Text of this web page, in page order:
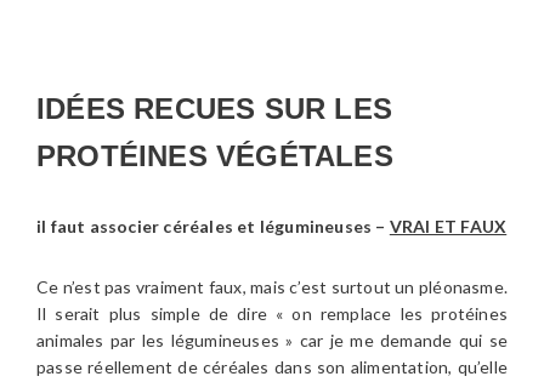
IDÉES RECUES SUR LES
PROTÉINES VÉGÉTALES
il faut associer céréales et légumineuses – VRAI ET FAUX
Ce n’est pas vraiment faux, mais c’est surtout un pléonasme.
Il serait plus simple de dire « on remplace les protéines
animales par les légumineuses » car je me demande qui se
passe réellement de céréales dans son alimentation, qu’elle